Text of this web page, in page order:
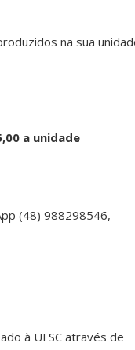
na sua
a unidade
(48) 988298546,
à UFSC através de